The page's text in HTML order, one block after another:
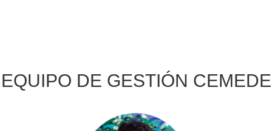
EQUIPO DE GESTIÓN CEMEDE